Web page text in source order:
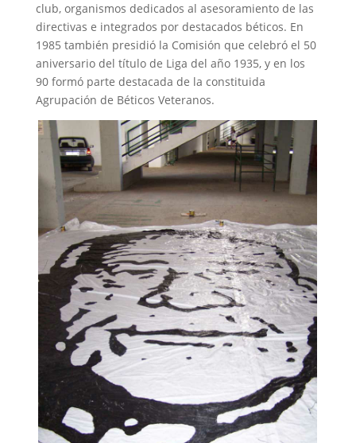
club, organismos dedicados al asesoramiento de las
directivas e integrados por destacados béticos. En
1985 también presidió la Comisión que celebró el 50
aniversario del título de Liga del año 1935, y en los
90 formó parte destacada de la constituida
Agrupación de Béticos Veteranos.